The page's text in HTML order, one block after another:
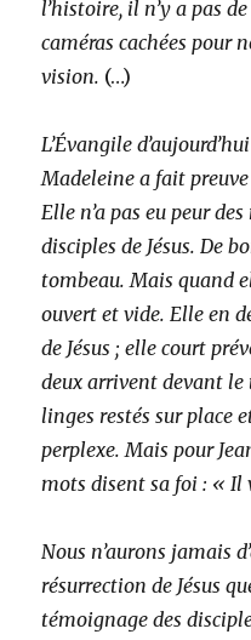
l’histoire, il n’y a pas
caméras cachées pour
vision. (…)
L’Évangile
Madeleine a fait preuve
Elle n’a pas eu peur
disciples de Jésus. De
tombeau. Mais quand
ouvert et vide. Elle en
de Jésus ; elle court
deux arrivent devant
linges restés sur place
perplexe. Mais pour
mots disent sa foi : « Il
Nous n’aurons jamais
résurrection de Jésus
témoignage des